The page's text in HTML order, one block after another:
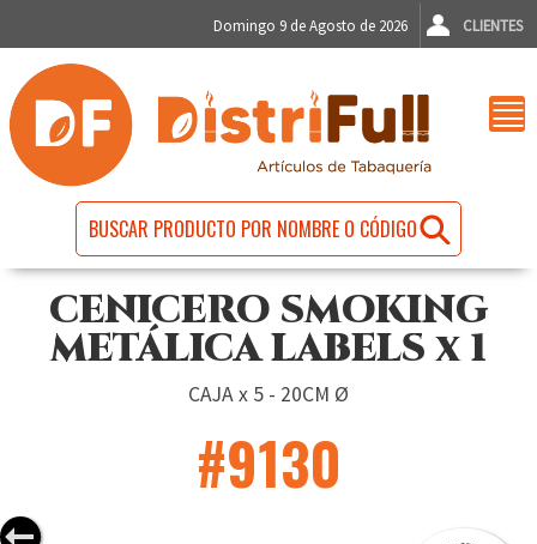
Domingo 9 de Agosto de 2026 CLIENTES
CENICERO SMOKING
METÁLICA LABELS x 1
CAJA x 5 - 20CM Ø
#9130